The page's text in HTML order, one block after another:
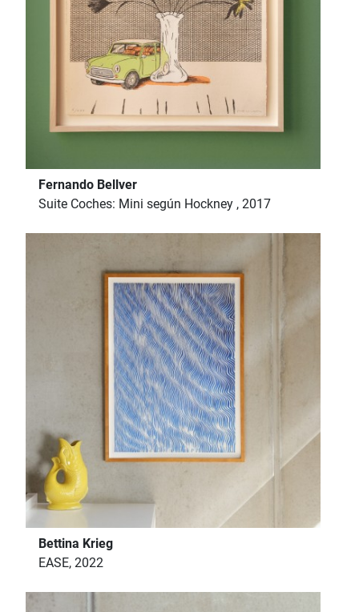
Fernando Bellver
Suite Coches: Mini según Hockney , 2017
Bettina Krieg
EASE, 2022